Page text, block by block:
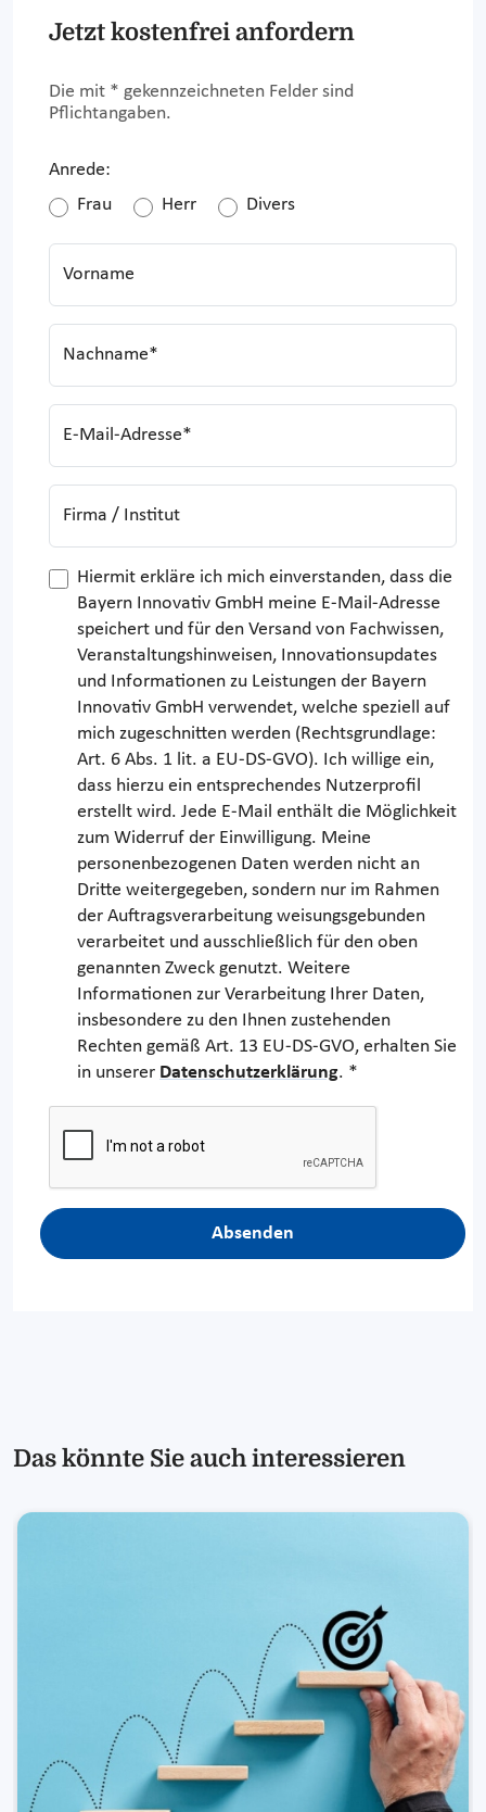
Jetzt kostenfrei anfordern
Die mit * gekennzeichneten Felder sind
Pflichtangaben.
Anrede:
Frau
Herr Divers
Vorname
Nachname*
E-Mail-Adresse*
Firma / Institut
Hiermit erkläre ich mich einverstanden, dass die
Bayern Innovativ GmbH meine E-Mail-Adresse
speichert und für den Versand von Fachwissen,
Veranstaltungshinweisen, Innovationsupdates
und Informationen zu Leistungen der Bayern
Innovativ GmbH verwendet, welche speziell auf
mich zugeschnitten werden (Rechtsgrundlage:
Art. 6 Abs. 1 lit. a EU-DS-GVO). Ich willige ein,
dass hierzu ein entsprechendes Nutzerprofil
erstellt wird. Jede E-Mail enthält die Möglichkeit
zum Widerruf der Einwilligung. Meine
personenbezogenen Daten werden nicht an
Dritte weitergegeben, sondern nur im Rahmen
der Auftragsverarbeitung weisungsgebunden
verarbeitet und ausschließlich für den oben
genannten Zweck genutzt. Weitere
Informationen zur Verarbeitung Ihrer Daten,
insbesondere zu den Ihnen zustehenden
Rechten gemäß Art. 13 EU-DS-GVO, erhalten Sie
in unserer Datenschutzerklärung. *
Absenden
Das könnte Sie auch interessieren